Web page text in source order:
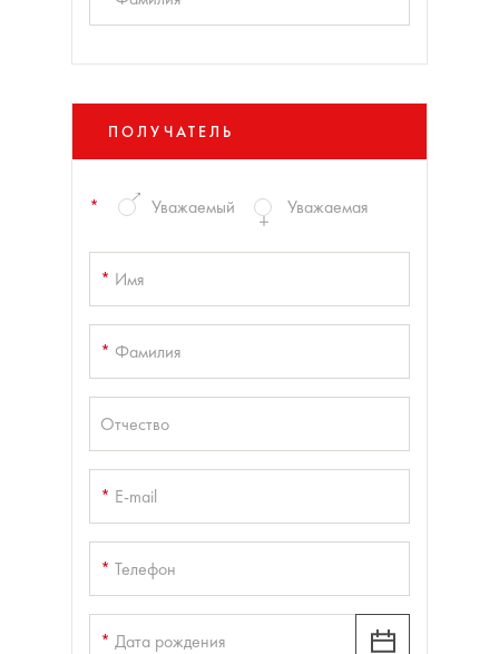
ПОЛУЧАТЕЛЬ
* Уважаемый Уважаемая
* Имя
* Фамилия
Отчество
* E-mail
* Телефон
* Дата рождения